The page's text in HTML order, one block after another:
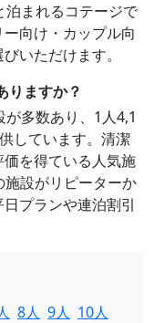
泊まれるコテージで
向け・カップル向
いただけます。
りますか？
多数あり、1人4,1
しています。清潔
を得ている人気施
設がリピーターか
プランや連泊割引
8人 9人 10人